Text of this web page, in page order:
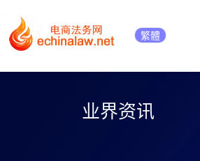
繁體
业界资讯